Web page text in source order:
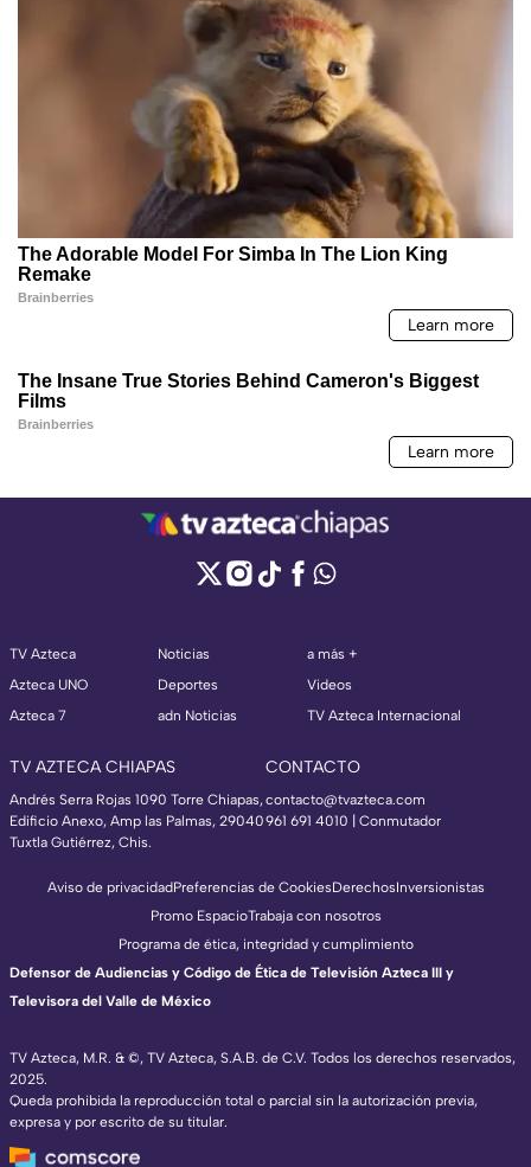
TV Azteca
Azteca UNO
Azteca 7
Noticias
Deportes
adn Noticias
a más +
Videos
TV Azteca Internacional
TV AZTECA CHIAPAS
Andrés Serra Rojas 1090 Torre Chiapas,
Edificio Anexo, Amp las Palmas, 29040
Tuxtla Gutiérrez, Chis.
CONTACTO
contacto@tvazteca.com
961 691 4010 | Conmutador
TV Azteca, M.R. & ©, TV Azteca, S.A.B. de C.V. Todos los derechos reservados,
2025.
Queda prohibida la reproducción total o parcial sin la autorización previa,
expresa y por escrito de su titular.
Aviso de privacidadPreferencias de CookiesDerechosInversionistas
Promo EspacioTrabaja con nosotros
Programa de ética, integridad y cumplimiento
Defensor de Audiencias y Código de Ética de Televisión Azteca III y
Televisora del Valle de México